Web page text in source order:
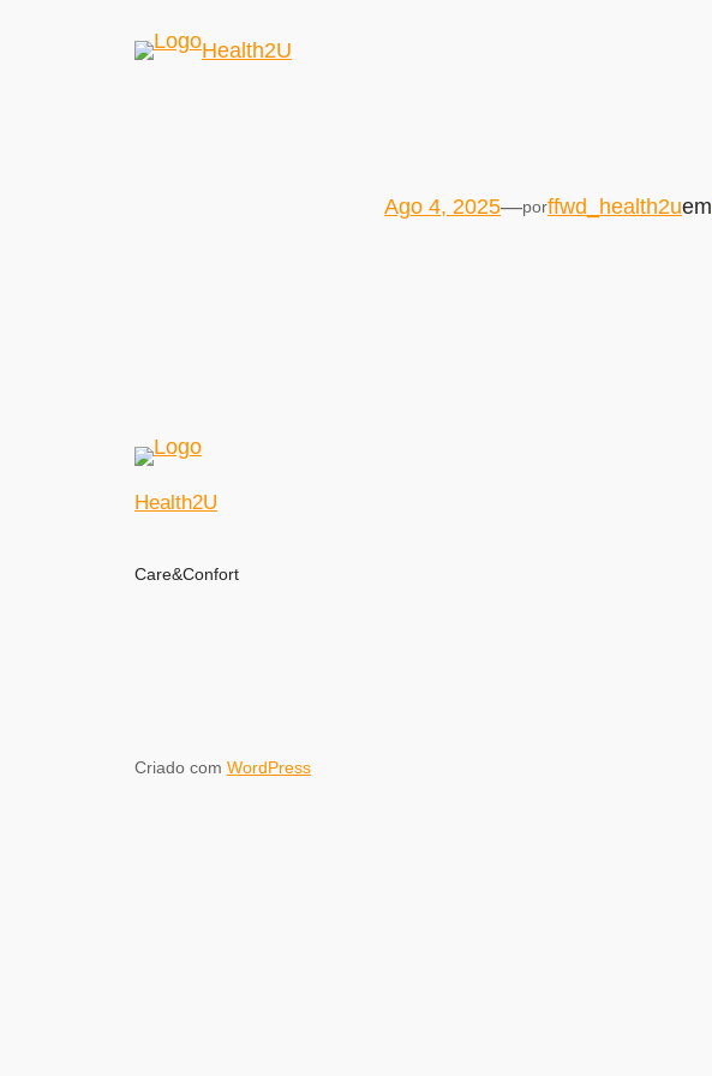
Health2U
Ago 4, 2025—porffwd_health2uem
Health2U
Care&Confort
Criado com WordPress